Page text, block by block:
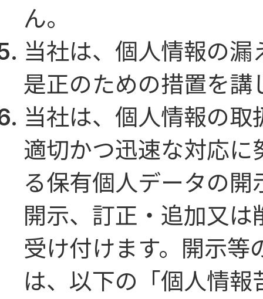
ん。
当社は、個人情報の
是正のための措置を講
当社は、個人情報の
適切かつ迅速な対応に
る保有個人データの
開示、訂正・追加又
受け付けます。開示等
は、以下の「個人情